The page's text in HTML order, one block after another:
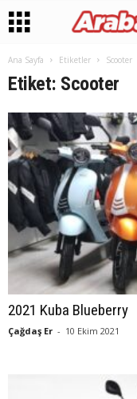
Ana Sayfa Etiketler Scooter
Etiket: Scooter
2021 Kuba Blueberry
Çağdaş Er - 10 Ekim 2021